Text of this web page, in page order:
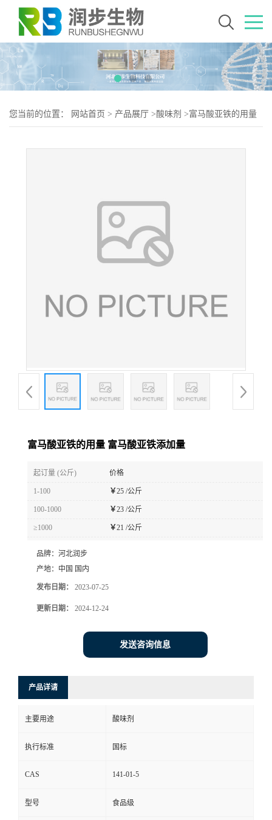
您当前的位置： 网站首页 > 产品展厅 >酸味剂 >富马酸亚铁的用量
富马酸亚铁的用量 富马酸亚铁添加量
起订量 (公斤) 价格
1-100 ￥25 /公斤
100-1000 ￥23 /公斤
≥1000 ￥21 /公斤
品牌： 河北润步
产地： 中国 国内
发布日期： 2023-07-25
更新日期： 2024-12-24
发送咨询信息
产品详请
主要用途 酸味剂
执行标准 国标
CAS 141-01-5
型号 食品级